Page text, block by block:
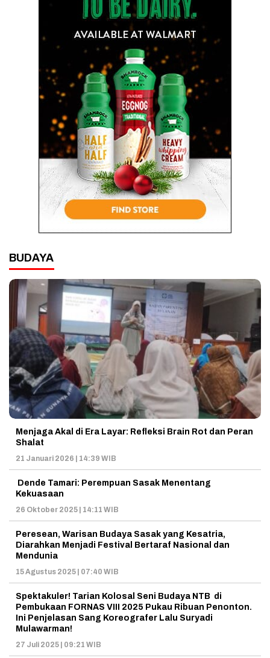
BUDAYA
Menjaga Akal di Era Layar: Refleksi Brain Rot dan Peran
Shalat
21 Januari 2026 | 14:39 WIB
Dende Tamari: Perempuan Sasak Menentang
Kekuasaan
26 Oktober 2025 | 14:11 WIB
Peresean, Warisan Budaya Sasak yang Kesatria,
Diarahkan Menjadi Festival Bertaraf Nasional dan
Mendunia
15 Agustus 2025 | 07:40 WIB
Spektakuler! Tarian Kolosal Seni Budaya NTB di
Pembukaan FORNAS VIII 2025 Pukau Ribuan Penonton.
Ini Penjelasan Sang Koreografer Lalu Suryadi
Mulawarman!
27 Juli 2025 | 09:21 WIB